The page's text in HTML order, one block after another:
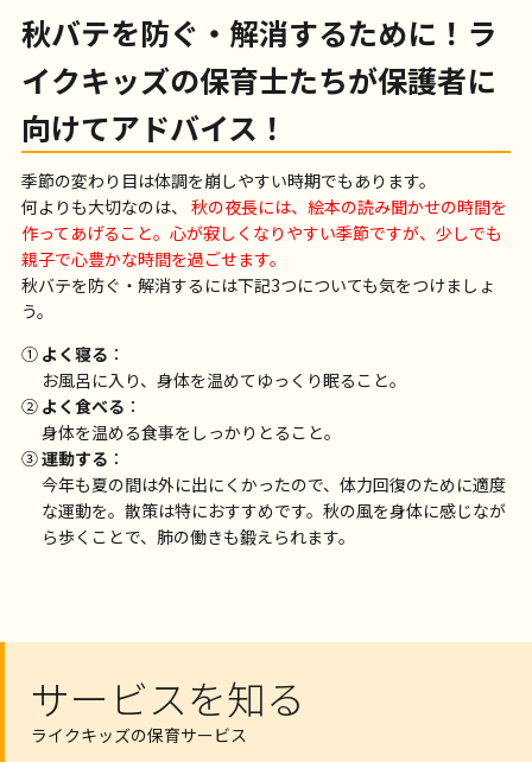
秋バテを防ぐ・解消するために！ラ
イクキッズの保育士たちが保護者に
向けてアドバイス！
季節の変わり目は体調を崩しやすい時期でもあります。
何よりも大切なのは、 秋の夜長には、絵本の読み聞かせの時間を
作ってあげること。心が寂しくなりやすい季節ですが、少しでも
親子で心豊かな時間を過ごせます。
秋バテを防ぐ・解消するには下記3つについても気をつけましょ
う。
① よく寝る ：
お風呂に入り、身体を温めてゆっくり眠ること。
② よく食べる ：
身体を温める食事をしっかりとること。
③運動する ：
今年も夏の間は外に出にくかったので、体力回復のために適度
な運動を。散策は特におすすめです。秋の風を身体に感じなが
ら歩くことで、肺の働きも鍛えられます。
サービスを知る
ライクキッズの保育サービス